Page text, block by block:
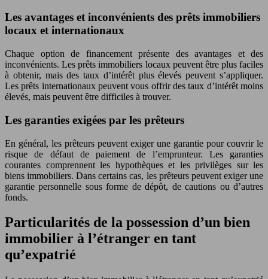
Les avantages et inconvénients des prêts immobiliers
locaux et internationaux
Chaque option de financement présente des avantages et des
inconvénients. Les prêts immobiliers locaux peuvent être plus faciles
à obtenir, mais des taux d’intérêt plus élevés peuvent s’appliquer.
Les prêts internationaux peuvent vous offrir des taux d’intérêt moins
élevés, mais peuvent être difficiles à trouver.
Les garanties exigées par les prêteurs
En général, les prêteurs peuvent exiger une garantie pour couvrir le
risque de défaut de paiement de l’emprunteur. Les garanties
courantes comprennent les hypothèques et les privilèges sur les
biens immobiliers. Dans certains cas, les prêteurs peuvent exiger une
garantie personnelle sous forme de dépôt, de cautions ou d’autres
fonds.
Particularités de la possession d’un bien
immobilier à l’étranger en tant
qu’expatrié